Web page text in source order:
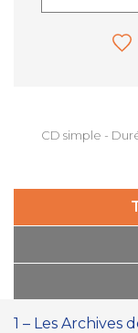
CD simple -
1 – Les Archives